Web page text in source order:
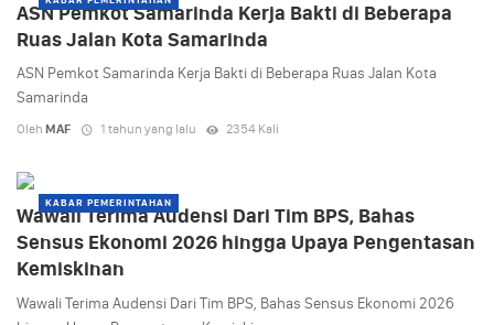
ASN Pemkot Samarinda Kerja Bakti di Beberapa
Ruas Jalan Kota Samarinda
ASN Pemkot Samarinda Kerja Bakti di Beberapa Ruas Jalan Kota
Samarinda
Oleh MAF 1 tahun yang lalu 2354 Kali
KABAR PEMERINTAHAN
Wawali Terima Audensi Dari Tim BPS, Bahas
Sensus Ekonomi 2026 hingga Upaya Pengentasan
Kemiskinan
Wawali Terima Audensi Dari Tim BPS, Bahas Sensus Ekonomi 2026